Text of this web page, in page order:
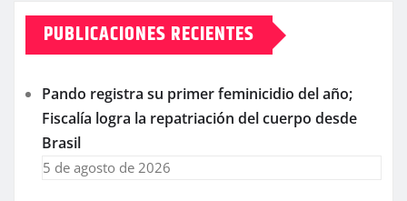
PUBLICACIONES RECIENTES
Pando registra su primer feminicidio del año;
Fiscalía logra la repatriación del cuerpo desde
Brasil
5 de agosto de 2026